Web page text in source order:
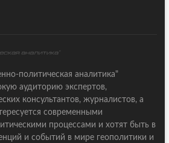
политическая аналитика"
аудиторию экспертов,
консультантов, журналистов, а
современными
процессами и хотят быть в
и событий в мире геополитики и